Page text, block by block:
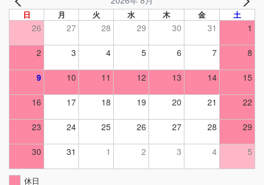
日 月 火 水 木 金 土
26 27 28 29 30 31 1
2 3 4 5 6 7 8
9 10 11 12 13 14 15
16 17 18 19 20 21 22
23 24 25 26 27 28 29
30 31 1 2 3 4 5
休日